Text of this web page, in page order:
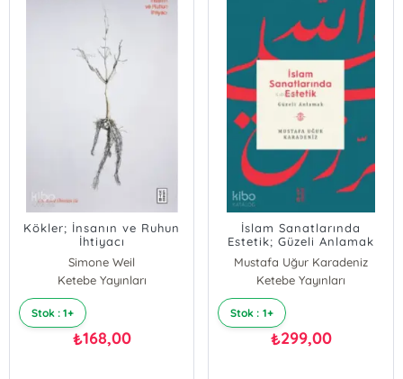
Kökler; İnsanın ve Ruhun
İhtiyacı
Simone Weil
Ketebe Yayınları
Stok : 1+
₺168,00
İslam Sanatlarında
Estetik; Güzeli Anlamak
Mustafa Uğur Karadeniz
Ketebe Yayınları
Stok : 1+
₺299,00